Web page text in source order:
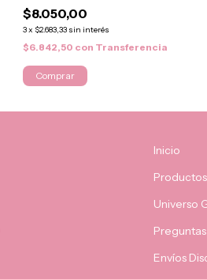
$8.050,00
3x $2.683,33 sin interés
$6.842,50 con Transferencia
Comprar
Inicio
Productos
Universo
Envíos